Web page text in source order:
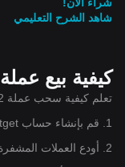
شاهد الشرح التعليمي
كيفية بيع عملة 2؟
تعلم كيفية سحب عملة 2 في دقائق.
1. قم بإنشاء حساب Bitget مجانًا.
2. أودع العملات المشفرة في حسابك بمنصة Bitget.